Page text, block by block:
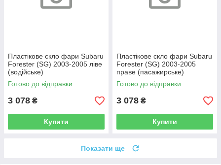
Пластікове скло фари Subaru
Forester (SG) 2003-2005 ліве
(водійське)
Готово до відправки
3 078 ₴
Купити
Пластікове скло фари Subaru
Forester (SG) 2003-2005
праве (пасажирське)
Готово до відправки
3 078 ₴
Купити
Показати ще